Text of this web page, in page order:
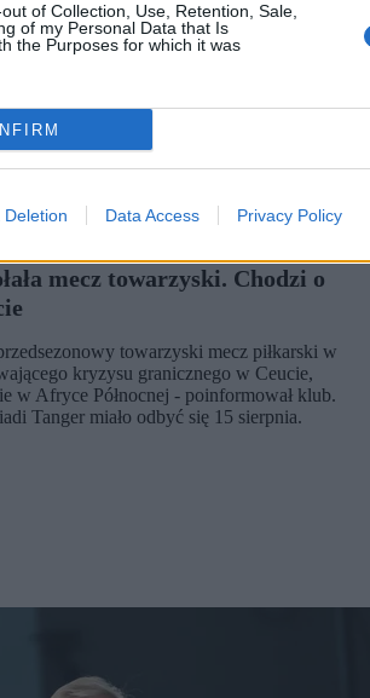
of Collection, Use, Retention, Sale,
of my Personal Data that Is
the Purposes for which it was
Deletion Data Access Privacy Policy
mecz towarzyski. Chodzi o
towarzyski mecz piłkarski w
kryzysu granicznego w Ceucie,
w Afryce Północnej - poinformował klub.
Tanger miało odbyć się 15 sierpnia.